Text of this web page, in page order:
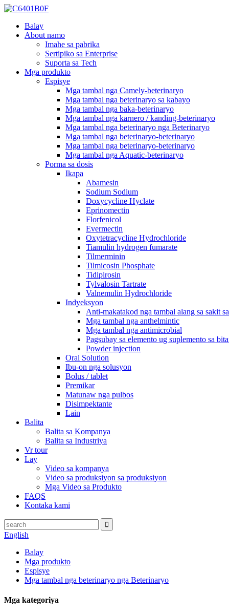
Balay
About namo
Imahe sa pabrika
Sertipiko sa Enterprise
Suporta sa Tech
Mga produkto
Espisye
Mga tambal nga Camely-beterinaryo
Mga tambal nga beterinaryo sa kabayo
Mga tambal nga baka-beterinaryo
Mga tambal nga karnero / kanding-beterinaryo
Mga tambal nga beterinaryo nga Beterinaryo
Mga tambal nga beterinaryo-beterinaryo
Mga tambal nga beterinaryo-beterinaryo
Mga tambal nga Aquatic-beterinaryo
Porma sa dosis
Ikapa
Abamesin
Sodium Sodium
Doxycycline Hyclate
Eprinomectin
Florfenicol
Evermectin
Oxytetracycline Hydrochloride
Tiamulin hydrogen fumarate
Tilmerminin
Tilmicosin Phosphate
Tidipirosin
Tylvalosin Tartrate
Valnemulin Hydrochloride
Indyeksyon
Anti-makatakod nga tambal alang sa sakit
Mga tambal nga anthelmintic
Mga tambal nga antimicrobial
Pagsubay sa elemento ug suplemento sa
Powder injection
Oral Solution
Ibu-on nga solusyon
Bolus / tablet
Premikar
Matunaw nga pulbos
Disimpektante
Lain
Balita
Balita sa Kompanya
Balita sa Industriya
Vr tour
Lay
Video sa kompanya
Video sa produksiyon sa produksiyon
Mga Video sa Produkto
FAQS
Kontaka kami
English
Balay
Mga produkto
Espisye
Mga tambal nga beterinaryo nga Beterinaryo
Mga kategoriya